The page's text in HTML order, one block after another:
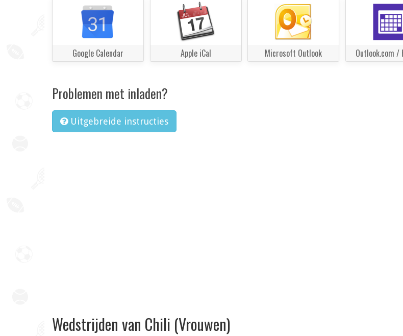
Google Calendar Apple iCal Microsoft Outlook Outlook.com /
Problemen met inladen?
Uitgebreide instructies
Wedstrijden van Chili (Vrouwen)